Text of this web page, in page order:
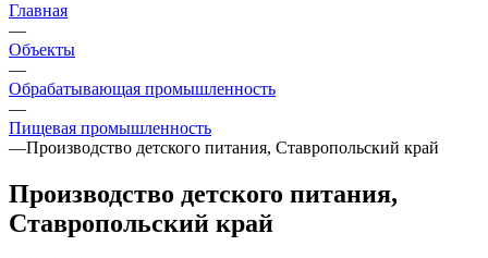
Главная
—
Объекты
—
Обрабатывающая промышленность
—
Пищевая промышленность
—Производство детского питания, Ставропольский край
Производство детского питания,
Ставропольский край